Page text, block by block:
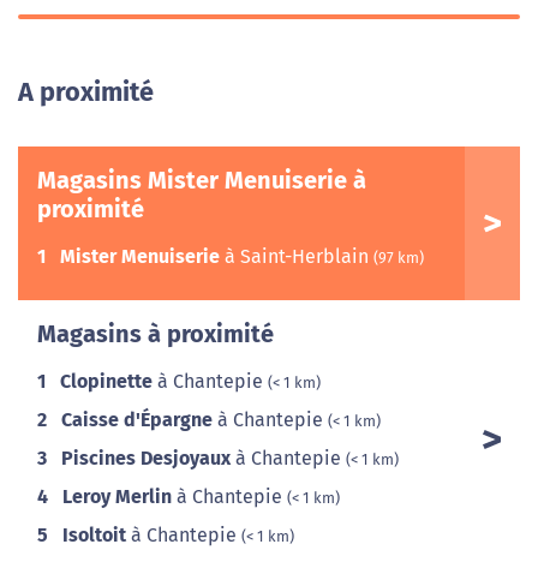
A proximité
Magasins Mister Menuiserie à
proximité
1 Mister Menuiserie à Saint-Herblain (97 km)
Magasins à proximité
1 Clopinette à Chantepie (< 1 km)
2 Caisse d'Épargne à Chantepie (< 1 km)
3 Piscines Desjoyaux à Chantepie (< 1 km)
4 Leroy Merlin à Chantepie (< 1 km)
5 Isoltoit à Chantepie (< 1 km)